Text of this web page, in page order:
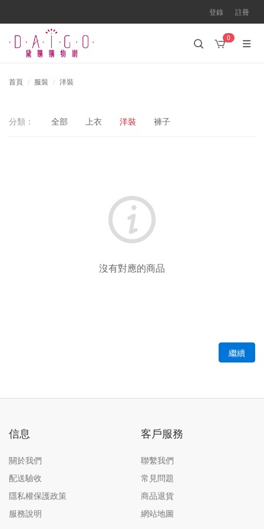
登錄 註冊
0
首頁 服裝 洋裝
分類： 全部 上衣 洋裝 褲子
沒有對應的商品
繼續
信息
關於我們
配送驗收
隱私權保護政策
服務說明
客戶服務
聯繫我們
常見問題
商品退貨
網站地圖